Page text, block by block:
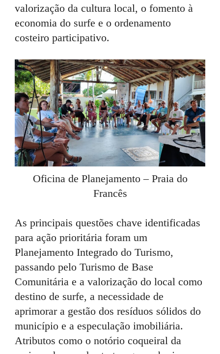
valorização da cultura local, o fomento à
economia do surfe e o ordenamento
costeiro participativo.
Oficina de Planejamento – Praia do
Francês
As principais questões chave identificadas
para ação prioritária foram um
Planejamento Integrado do Turismo,
passando pelo Turismo de Base
Comunitária e a valorização do local como
destino de surfe, a necessidade de
aprimorar a gestão dos resíduos sólidos do
município e a especulação imobiliária.
Atributos como o notório coqueiral da